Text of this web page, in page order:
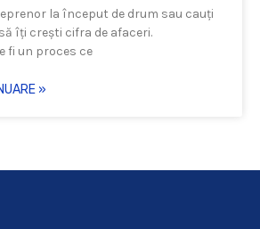
la început de drum sau cauți
îți crești cifra de afaceri.
fi un proces ce
»